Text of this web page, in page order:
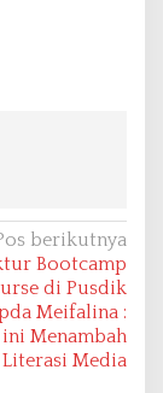
berikutnya
Bootcamp
di Pusdik
Meifalina :
Menambah
Media